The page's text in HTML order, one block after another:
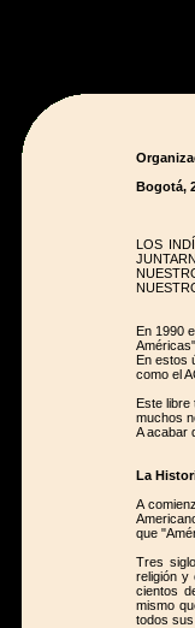
Bogotá,
LOS
En 1990
En estos
como el
Este libre
muchos
A acabar
La
A
que
Tres
religión y
cientos
mismo
todos